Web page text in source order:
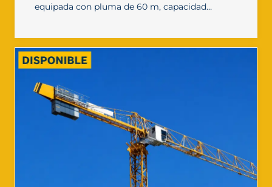
equipada con pluma de 60 m, capacidad…